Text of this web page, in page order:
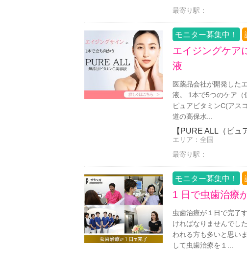
最寄り駅：
モニター募集中！
エイジングケア
液
医薬品会社が開発した
液。 1本で5つのケア（
ピュアビタミンC(アス
道の高保水...
【PURE ALL（ピ
エリア： 全国
最寄り駅：
モニター募集中！
1 日で虫歯治療
虫歯治療が１日で完了
ければなりませんでし
われる方も多いと思い
して虫歯治療を１...